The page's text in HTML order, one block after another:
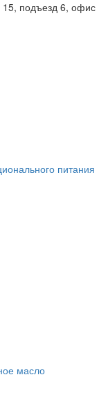
15, подъезд 6, офис
питания
масло